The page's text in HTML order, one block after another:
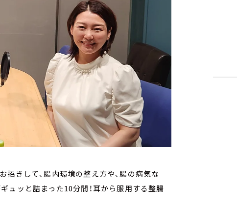
招きして、腸内環境の整え方や、腸の病気な
ュッと詰まった10分間！耳から服用する整腸